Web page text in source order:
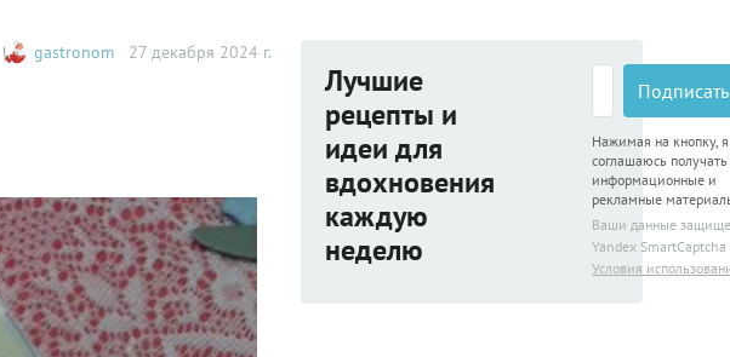
gastronom 27 декабря 2024 г.
Лучшие
рецепты и
идеи для
вдохновения
каждую
неделю
Нажимая на кнопку, я
соглашаюсь получать
информационные и
рекламные
Ваши данные
Yandex SmartCaptcha
Условия